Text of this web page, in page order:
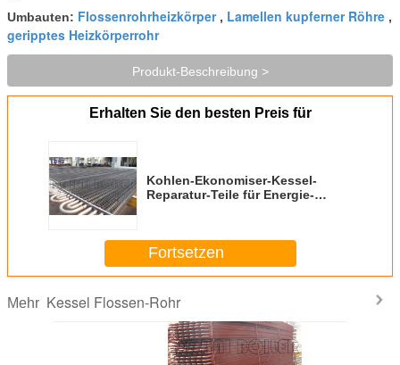
Umbauten: Flossenrohrheizkörper, Lamellen kupferner Röhre ,
geripptes Heizkörperrohr
Produkt-Beschreibung >
Erhalten Sie den besten Preis für
Kohlen-Ekonomiser-Kessel-
Reparatur-Teile für Energie-
Fortsetzen
Mehr Kessel Flossen-Rohr